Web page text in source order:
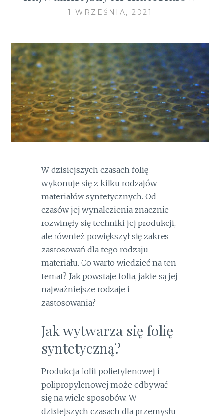
1 WRZEŚNIA, 2021
W dzisiejszych czasach folię
wykonuje się z kilku rodzajów
materiałów syntetycznych. Od
czasów jej wynalezienia znacznie
rozwinęły się techniki jej produkcji,
ale również powiększył się zakres
zastosowań dla tego rodzaju
materiału. Co warto wiedzieć na ten
temat? Jak powstaje folia, jakie są jej
najważniejsze rodzaje i
zastosowania?
Jak wytwarza się folię
syntetyczną?
Produkcja folii polietylenowej i
polipropylenowej może odbywać
się na wiele sposobów. W
dzisiejszych czasach dla przemysłu